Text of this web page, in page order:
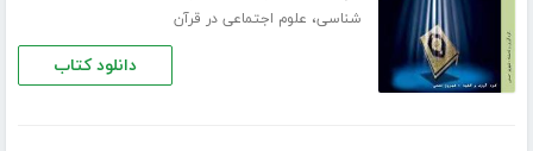
شناسی، علوم اجتماعی در قرآن
دانلود کتاب